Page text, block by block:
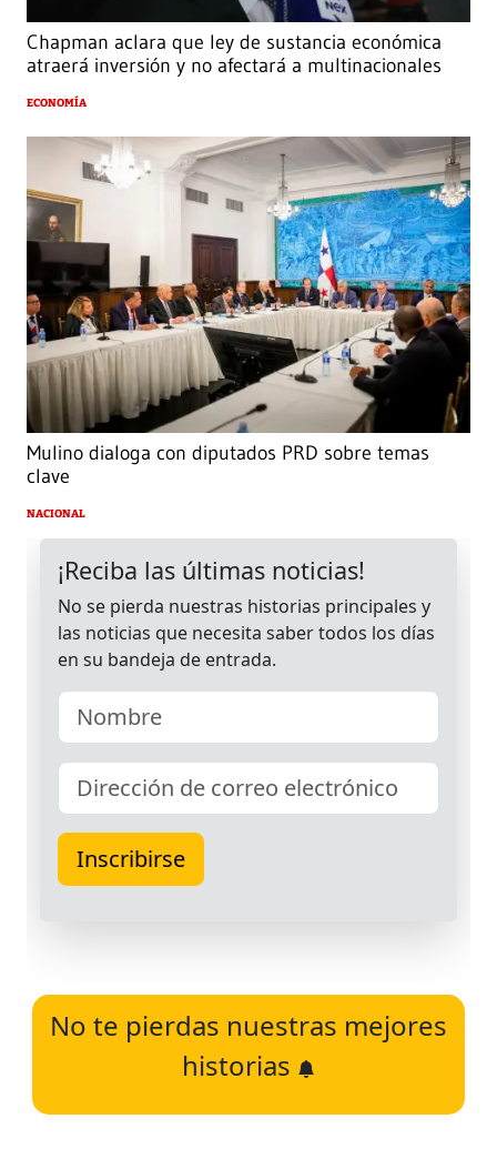
Chapman aclara que ley de sustancia económica
atraerá inversión y no afectará a multinacionales
ECONOMÍA
Mulino dialoga con diputados PRD sobre temas
clave
NACIONAL
No te pierdas nuestras mejores
historias